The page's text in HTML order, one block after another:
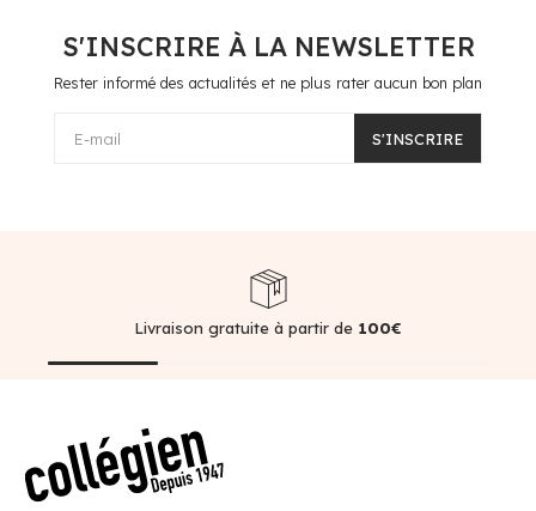
S'INSCRIRE À LA NEWSLETTER
Rester informé des actualités et ne plus rater aucun bon plan
E-mail S'INSCRIRE
Livraison gratuite à partir de 100€